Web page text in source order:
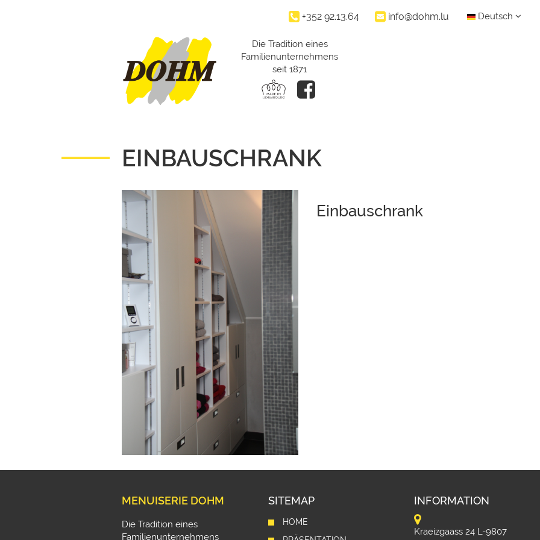
+352 92.13.64 info@dohm.lu Deutsch
Die Tradition eines
Familienunternehmens
seit 1871
EINBAUSCHRANK
Einbauschrank
MENUISERIE DOHM
Die Tradition eines
Familienunternehmens
SITEMAP
HOME
INFORMATION
Kraeizgaass 24 L-9807